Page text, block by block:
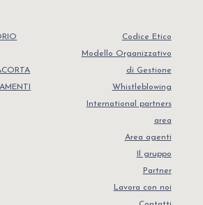
Codice Etico
Modello Organizzativo
di Gestione
Whistleblowing
International partners
area
Area agenti
Il gruppo
Partner
Lavora con noi